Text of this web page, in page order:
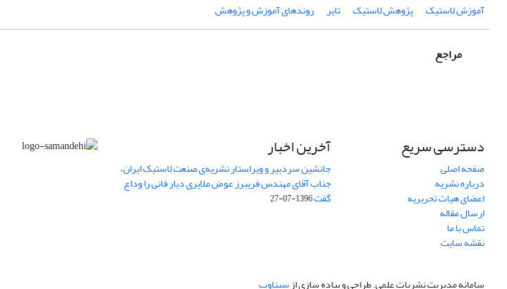
آموزش لاستیک
پژوهش لاستیک تایر روندهای آموزش و پژوهش
مراجع
دسترسی سریع
صفحه اصلی
درباره نشریه
اعضای هیات تحریریه
ارسال مقاله
تماس با ما
نقشه سایت
آخرین اخبار
جانشین سردبیر و ویراستار نشریه‌ی صنعت لاستیک ایران،
جناب آقای مهندس فریبرز عوض ملایری دیار فانی را وداع
گفت1396-07-27
سامانه مدیریت نشریات علمی.طراحی و پیاده سازی ازسیناوب